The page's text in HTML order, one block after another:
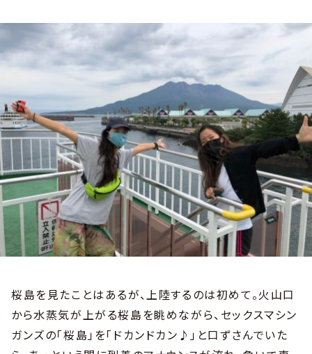
桜島を見たことはあるが、上陸するのは初めて。火山口
から水蒸気が上がる桜島を眺めながら、セックスマシン
ガンズの「桜島」を「ドカンドカン♪」と口ずさんでいた